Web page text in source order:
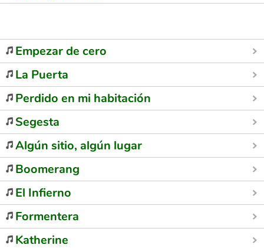
Empezar de cero
La Puerta
Perdido en mi habitación
Segesta
Algún sitio, algún lugar
Boomerang
El Infierno
Formentera
Katherine